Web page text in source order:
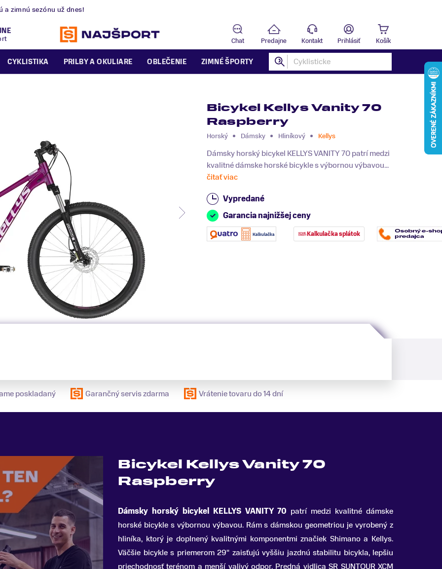
a zimnú sezónu už dnes!
Chat Predajne Kontakt Prihlásiť Košík
CYKLISTIKA PRILBY A OKULIARE OBLEČENIE ZIMNÉ ŠPORTY
Bicykel Kellys Vanity 70
Raspberry
Horský Dámsky Hliníkový Kellys
Dámsky horský bicykel KELLYS VANITY 70 patrí medzi
kvalitné dámske horské bicykle s výbornou výbavou...
čitať viac
Vypredané
Garancia najnižšej ceny
Kalkulačka splátok
poskladaný Garančný servis zdarma Vrátenie tovaru do 14 dní
Bicykel Kellys Vanity 70
Raspberry
Dámsky horský bicykel KELLYS VANITY 70 patrí medzi kvalitné dámske
horské bicykle s výbornou výbavou.Rám s dámskou geometriou je vyrobený z
hliníka, ktorý je doplnený kvalitnými komponentmi značiek Shimano a Kellys.
Väčšie bicykle s priemerom 29" zaisťujú vyššiu jazdnú stabilitu bicykla, lepšiu
priechodnosť terénom a menší valivý odpor. Predná vidlica SR SUNTOUR XCM